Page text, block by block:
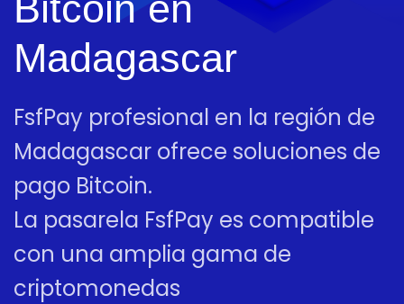
Madagascar
FsfPay profesional en la región de
Madagascar ofrece soluciones de
pago Bitcoin.
La pasarela FsfPay es compatible
con una amplia gama de
criptomonedas